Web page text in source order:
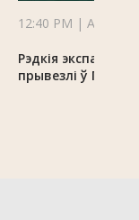
12:40 PM | August 6
Рэдкія экспанаты
прывезлі ў Гомель